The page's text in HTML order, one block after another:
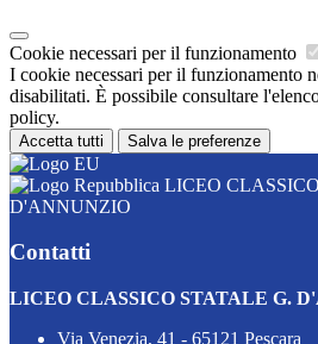
Cookie necessari per il funzionamento
I cookie necessari per il funzionamento
disabilitati. È possibile consultare
policy.
Accetta tutti Salva le preferenze
LICEO
D'ANNUNZIO
Contatti
LICEO CLASSICO STATALE G.
Via Venezia, 41 - 65121 Pescara